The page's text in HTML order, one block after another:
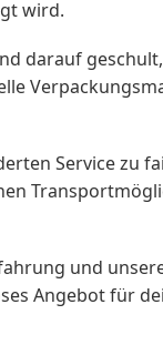
wird.
darauf
Service zu
und
Angebot für